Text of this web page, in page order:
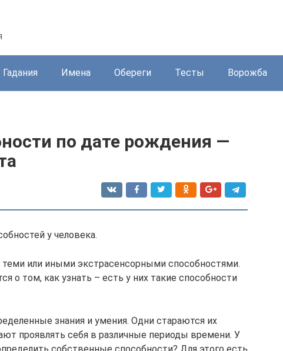
Гадания Имена Обереги Тесты Ворожба
по дате рождения —
у человека.
или иными экстрасенсорными способностями.
о том, как узнать – есть у них такие способности
знания и умения. Одни стараются их
проявлять себя в различные периоды времени. У